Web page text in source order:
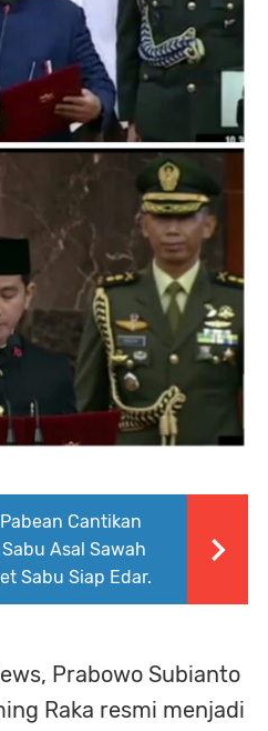
Cantikan
Asal Sawah
Sabu Siap Edar.
Prabowo Subianto
Raka resmi menjadi